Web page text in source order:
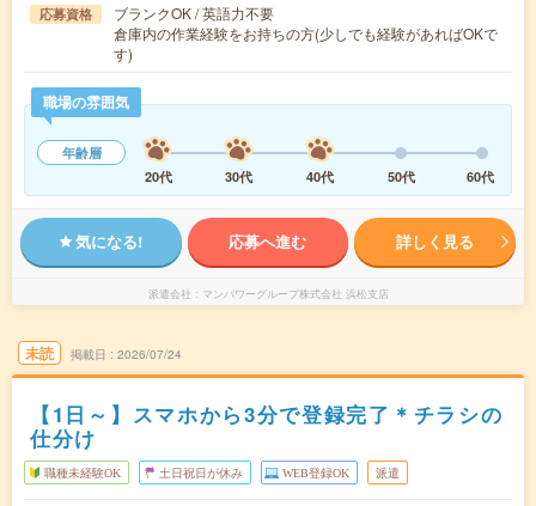
応募資格
ブランクOK / 英語力不要
倉庫内の作業経験をお持ちの方(少しでも経験があればOKで
す)
職場の雰囲気
年齢層
20代
30代 40代 50代 60代
気になる! 応募へ進む 詳しく見る
派遣会社 マンパワーグループ株式会社 浜松支店
未読 掲載日 2026/07/24
【1日～】スマホから3分で登録完了＊チラシの
仕分け
職種未経験OK 土日祝日が休み WEB登録OK 派遣